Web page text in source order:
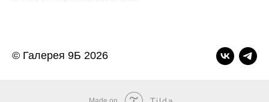
© Галерея 9Б 2026